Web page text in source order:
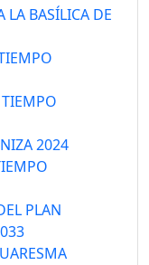
LA BASÍLICA DE
2024
PLAN